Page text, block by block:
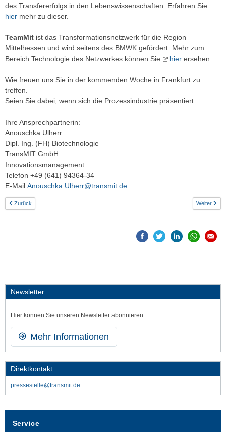
Newsletter
Hier können Sie unseren Newsletter abonnieren.
Mehr Informationen
Direktkontakt
pressestelle@transmit.de
des Transfererfolgs in den Lebenswissenschaften. Erfahren Sie
hier mehr zu dieser.
TeamMit ist das Transformationsnetzwerk für die Region
Mittelhessen und wird seitens des BMWK gefördert. Mehr zum
Bereich Technologie des Netzwerkes können Sie
hier ersehen.
Wie freuen uns Sie in der kommenden Woche in Frankfurt zu
treffen.
Seien Sie dabei, wenn sich die Prozessindustrie präsentiert.
Ihre Ansprechpartnerin:
Anouschka Ulherr
Dipl. Ing. (FH) Biotechnologie
TransMIT GmbH
Innovationsmanagement
Telefon +49 (641) 94364-34
E-Mail Anouschka.Ulherr@transmit.de
Zurück Weiter
Service